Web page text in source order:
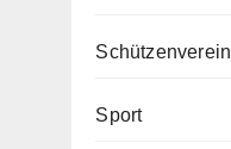
Schützenverein
Sport